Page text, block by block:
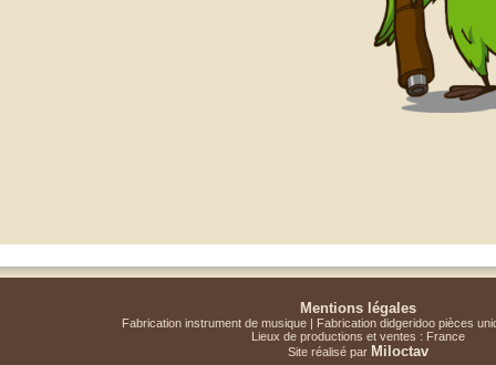
Mentions légales
Fabrication instrument de musique | Fabrication didgeridoo pièces
Lieux de productions et ventes : France
Site réalisé par Miloctav